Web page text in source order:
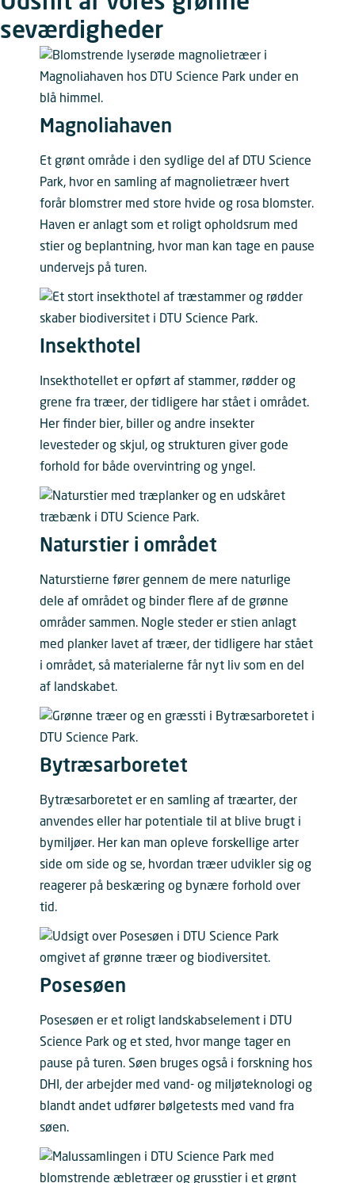
seværdigheder
Magnoliahaven
Et grønt område i den sydlige del af DTU Science
Park, hvor en samling af magnolietræer hvert
forår blomstrer med store hvide og rosa blomster.
Haven er anlagt som et roligt opholdsrum med
stier og beplantning, hvor man kan tage en pause
undervejs på turen.
Insekthotel
Insekthotellet er opført af stammer, rødder og
grene fra træer, der tidligere har stået i området.
Her finder bier, biller og andre insekter
levesteder og skjul, og strukturen giver gode
forhold for både overvintring og yngel.
Naturstier i området
Naturstierne fører gennem de mere naturlige
dele af området og binder flere af de grønne
områder sammen. Nogle steder er stien anlagt
med planker lavet af træer, der tidligere har stået
i området, så materialerne får nyt liv som en del
af landskabet.
Bytræsarboretet
Bytræsarboretet er en samling af træarter, der
anvendes eller har potentiale til at blive brugt i
bymiljøer. Her kan man opleve forskellige arter
side om side og se, hvordan træer udvikler sig og
reagerer på beskæring og bynære forhold over
tid.
Posesøen
Posesøen er et roligt landskabselement i DTU
Science Park og et sted, hvor mange tager en
pause på turen. Søen bruges også i forskning hos
DHI, der arbejder med vand- og miljøteknologi og
blandt andet udfører bølgetests med vand fra
søen.